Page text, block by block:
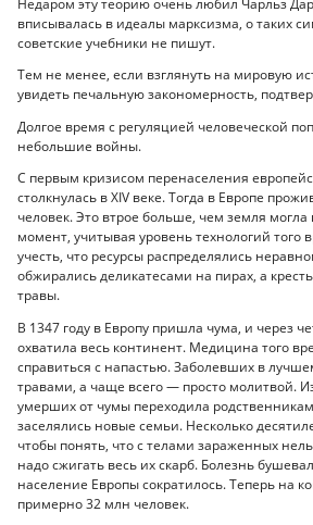
Недаром эту теорию очень любил Чарльз
вписывалась в идеалы марксизма, о таких
советские учебники не пишут.
Тем не менее, если взглянуть на мировую
увидеть печальную закономерность,
Долгое время с регуляцией человеческой
небольшие войны.
С первым кризисом перенаселения
столкнулась в XIV веке. Тогда в Европе
человек. Это втрое больше, чем земля могла
момент, учитывая уровень технологий того
учесть, что ресурсы распределялись
обжирались деликатесами на пирах, а
травы.
В 1347 году в Европу пришла чума, и через
охватила весь континент. Медицина того
справиться с напастью. Заболевших в
травами, а чаще всего — просто молитвой.
умерших от чумы переходила
заселялись новые семьи. Несколько
чтобы понять, что с телами зараженных
надо сжигать весь их скарб. Болезнь
население Европы сократилось. Теперь на
примерно 32 млн человек.